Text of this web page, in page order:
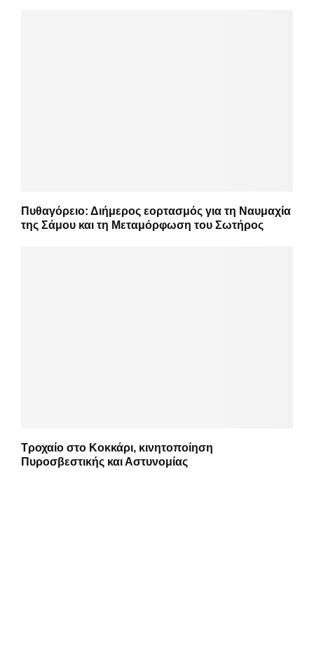
Πυθαγόρειο: Διήμερος εορτασμός για τη Ναυμαχία
της Σάμου και τη Μεταμόρφωση του Σωτήρος
Τροχαίο στο Κοκκάρι, κινητοποίηση
Πυροσβεστικής και Αστυνομίας